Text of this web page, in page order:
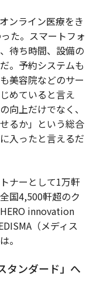
ンライン医療をき
た。スマートフォ
待ち時間、設備の
。予約システムも
美容院などのサー
めていると言え
向上だけでなく、
るか」という総合
入ったと言えるだ
ナーとして1万軒
国4,500軒超のク
innovation
（メディス
。
タンダード」へ